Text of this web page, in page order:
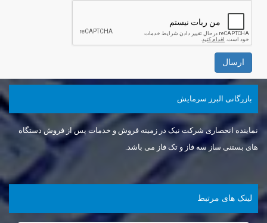
ارسال
بازرگانی البرز سرمايش
نماینده انحصاری شرکت نیک در زمینه فروش و خدمات پس از فروش دستگاه
های بستنی ساز سه فاز و تک فاز می باشد.
لینک های مرتبط